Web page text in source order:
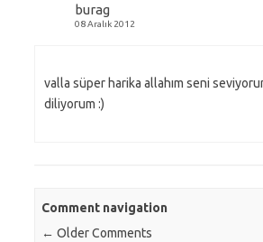
burag
08 Aralık 2012
valla süper harika allahım seni
diliyorum :)
Comment navigation
← Older Comments